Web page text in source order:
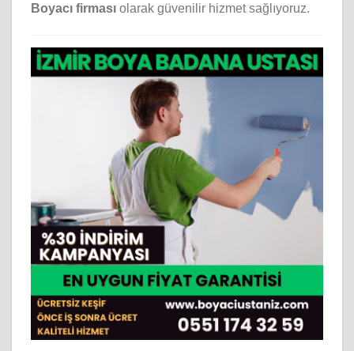
Boyacı firması olarak güvenilir hizmet sağlıyoruz.